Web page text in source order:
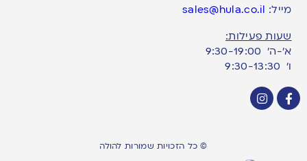
מייל: sales@hula.co.il
שעות פעילות:
א’-ה’ 9:30-19:00
ו׳ 9:30-13:30
© כל הזכויות שמורות להולה